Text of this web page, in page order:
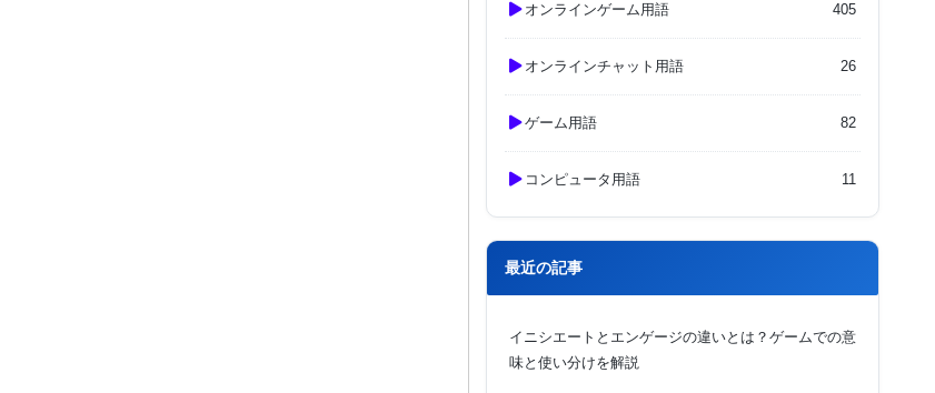
オンラインゲーム用語 405
オンラインチャット用語 26
ゲーム用語 82
コンピュータ用語 11
最近の記事
イニシエートとエンゲージの違いとは？ゲームでの意
味と使い分けを解説